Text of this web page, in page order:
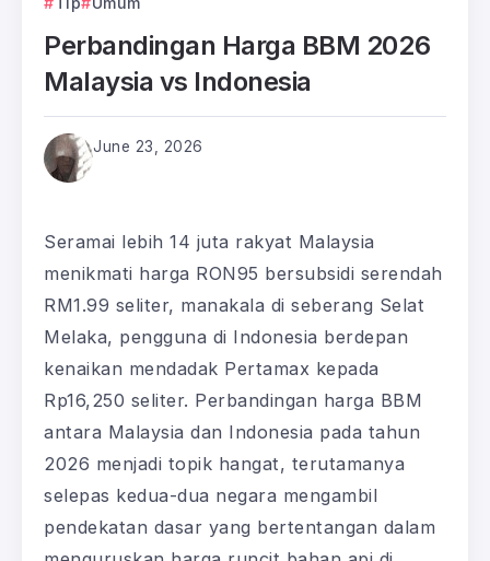
Perbandingan Harga BBM 2026
Malaysia vs Indonesia
June 23, 2026
Seramai lebih 14 juta rakyat Malaysia
menikmati harga RON95 bersubsidi serendah
RM1.99 seliter, manakala di seberang Selat
Melaka, pengguna di Indonesia berdepan
kenaikan mendadak Pertamax kepada
Rp16,250 seliter. Perbandingan harga BBM
antara Malaysia dan Indonesia pada tahun
2026 menjadi topik hangat, terutamanya
selepas kedua-dua negara mengambil
pendekatan dasar yang bertentangan dalam